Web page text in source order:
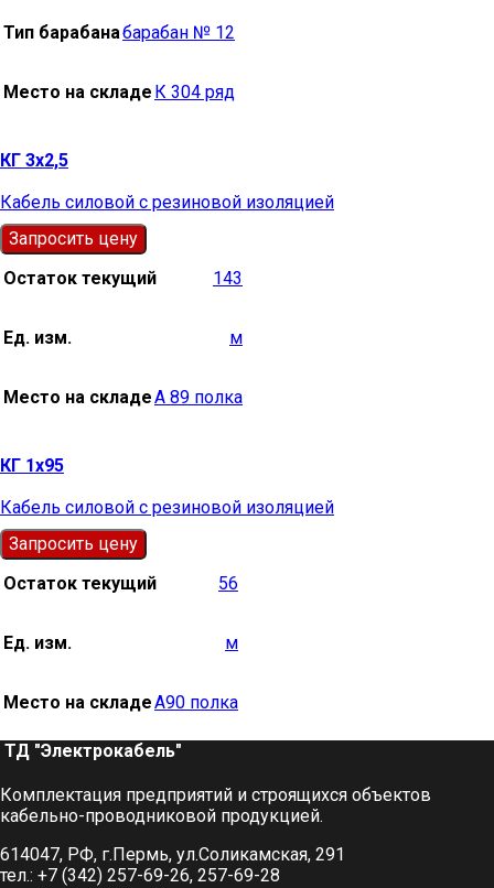
Тип барабанабарабан № 12
Место на складе К 304 ряд
КГ 3х2,5
Кабель силовой с резиновой изоляцией
Запросить цену
Остаток текущий
143
Ед. изм. м
Место на складеА 89 полка
КГ 1х95
Кабель силовой с резиновой изоляцией
Запросить цену
Остаток текущий
56
Ед. изм. м
Место на складеА90 полка
ТД "Электрокабель"​
Комплектация предприятий и строящихся объектов
кабельно-проводниковой продукцией.
614047, РФ, г.Пермь, ул.Соликамская, 291
тел.: +7 (342) 257-69-26, 257-69-28